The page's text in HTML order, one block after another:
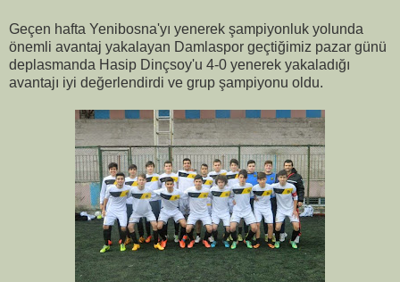
Geçen hafta Yenibosna'yı yenerek şampiyonluk yolunda
önemli avantaj yakalayan Damlaspor geçtiğimiz pazar günü
deplasmanda Hasip Dinçsoy'u 4-0 yenerek yakaladığı
avantajı iyi değerlendirdi ve grup şampiyonu oldu.